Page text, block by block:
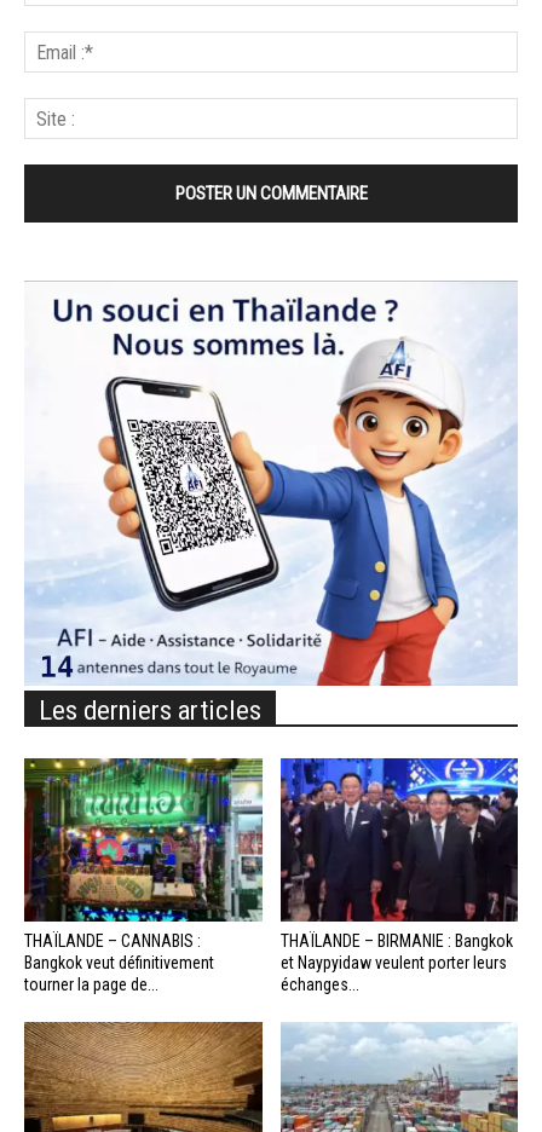
Les derniers articles
THAÏLANDE – CANNABIS :
Bangkok veut définitivement
tourner la page de...
THAÏLANDE – BIRMANIE : Bangkok
et Naypyidaw veulent porter leurs
échanges...